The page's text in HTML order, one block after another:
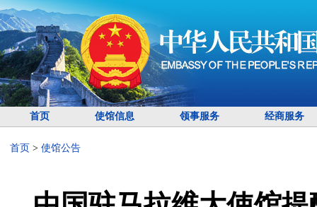
首页 使馆信息 领事服务 经商服务
首页 > 使馆公告